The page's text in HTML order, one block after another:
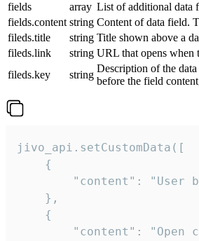
fields
array List of additional data
fields.content string Content of data field.
fileds.title
string Title shown above a
fileds.link
string URL that opens when
fileds.key
string
Description of the
before the field
jivo_api.setCustomData([
    {
"content": "User
    },
    {
"content": "Open